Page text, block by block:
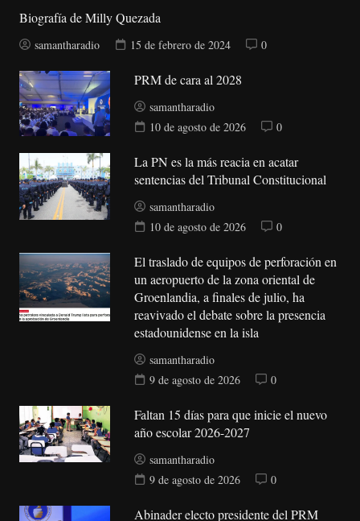
Biografía de Milly Quezada
samantharadio 15 de febrero de 2024 0
PRM de cara al 2028
samantharadio
10 de agosto de 2026
0
La PN es la más reacia en acatar
sentencias del Tribunal Constitucional
samantharadio
10 de agosto de 2026
0
El traslado de equipos de perforación en
un aeropuerto de la zona oriental de
Groenlandia, a finales de julio, ha
reavivado el debate sobre la presencia
estadounidense en la isla
samantharadio
9 de agosto de 2026
0
Faltan 15 días para que inicie el nuevo
año escolar 2026-2027
samantharadio
9 de agosto de 2026
0
Abinader electo presidente del PRM